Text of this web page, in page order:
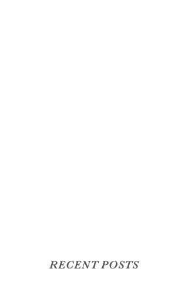
RECENT POSTS